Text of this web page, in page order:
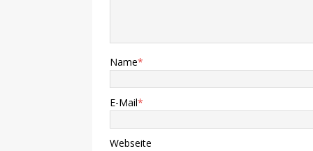
Name*
E-Mail*
Webseite